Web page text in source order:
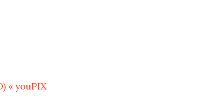
« youPIX